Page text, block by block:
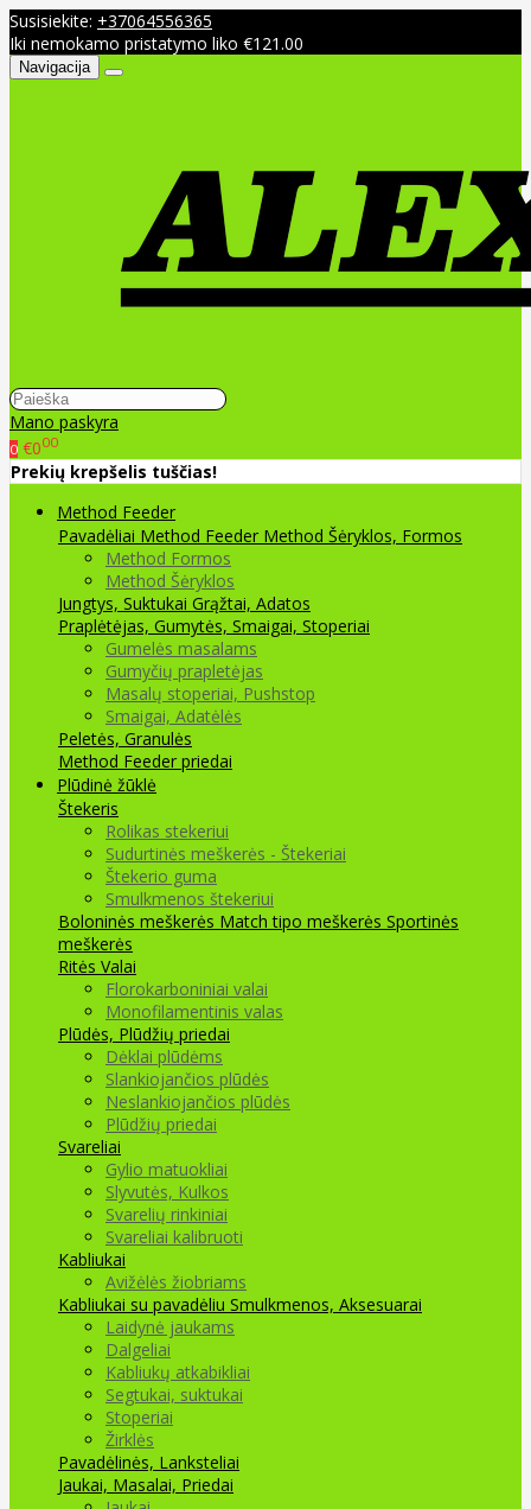
Susisiekite: +37064556365
Iki nemokamo pristatymo liko €121.00
Navigacija
Mano paskyra
0 €000
Prekių krepšelis tuščias!
Method Feeder
Pavadėliai Method Feeder Method Šėryklos, Formos
Method Formos
Method Šėryklos
Jungtys, Suktukai Grąžtai, Adatos
Praplėtėjas, Gumytės, Smaigai, Stoperiai
Gumelės masalams
Gumyčių prapletėjas
Masalų stoperiai, Pushstop
Smaigai, Adatėlės
Peletės, Granulės
Method Feeder priedai
Plūdinė žūklė
Štekeris
Rolikas stekeriui
Sudurtinės meškerės - Štekeriai
Štekerio guma
Smulkmenos štekeriui
Boloninės meškerės Match tipo meškerės Sportinės
meškerės
Ritės Valai
Florokarboniniai valai
Monofilamentinis valas
Plūdės, Plūdžių priedai
Dėklai plūdėms
Slankiojančios plūdės
Neslankiojančios plūdės
Plūdžių priedai
Svareliai
Gylio matuokliai
Slyvutės, Kulkos
Svarelių rinkiniai
Svareliai kalibruoti
Kabliukai
Avižėlės žiobriams
Kabliukai su pavadėliu Smulkmenos, Aksesuarai
Laidynė jaukams
Dalgeliai
Kabliukų atkabikliai
Segtukai, suktukai
Stoperiai
Žirklės
Pavadėlinės, Lanksteliai
Jaukai, Masalai, Priedai